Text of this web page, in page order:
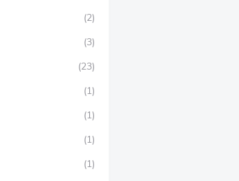
(2)
(3)
(23)
(1)
(1)
(1)
(1)